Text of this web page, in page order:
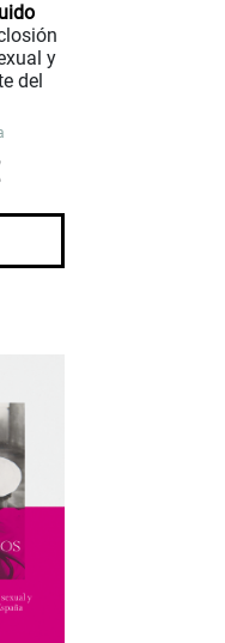
y
del